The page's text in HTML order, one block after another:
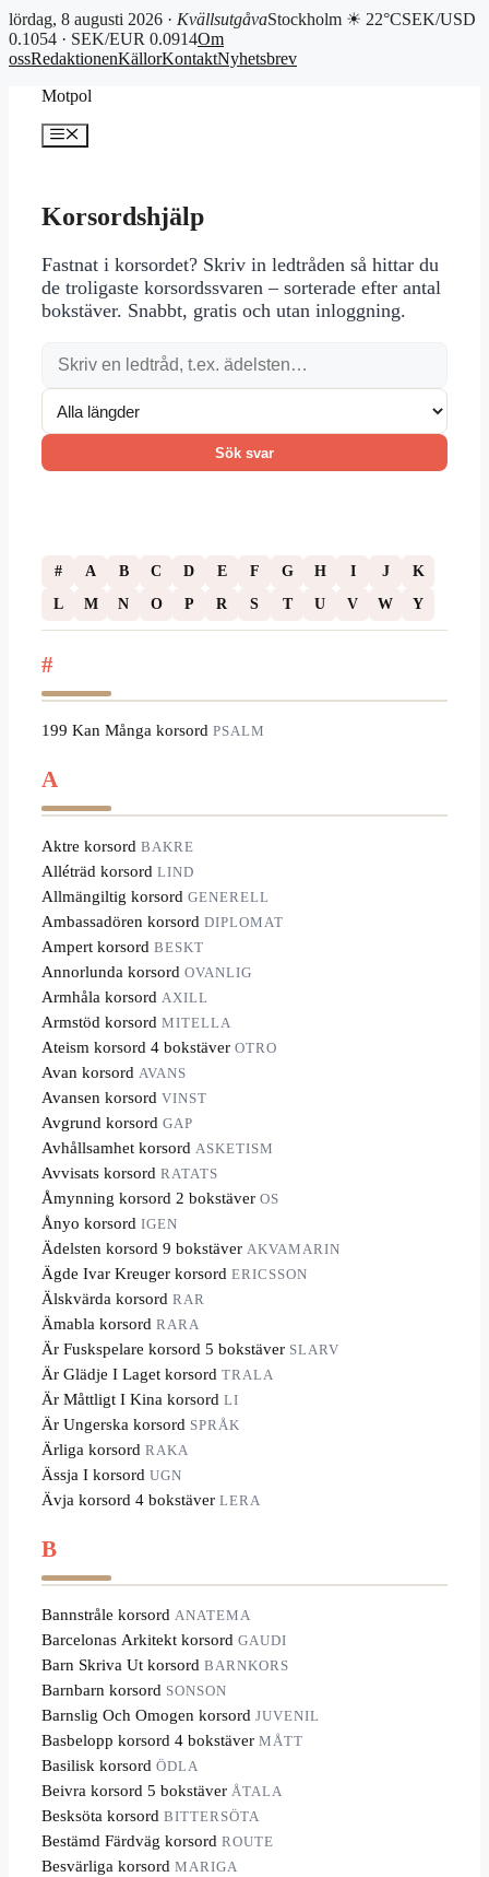
lördag, 8 augusti 2026 · KvällsutgåvaStockholm ☀ 22°CSEK/USD
0.1054 · SEK/EUR 0.0914Om
ossRedaktionenKällorKontaktNyhetsbrev
Motpol
Meny
Korsordshjälp
Fastnat i korsordet? Skriv in ledtråden så hittar du
de troligaste korsordssvaren – sorterade efter antal
bokstäver. Snabbt, gratis och utan inloggning.
Sök svar
# A B C D E F G H I J
K
L
M N O P R S T U V W Y
#
199 Kan Många korsord PSALM
A
Aktre korsord BAKRE
Alléträd korsord LIND
Allmängiltig korsord GENERELL
Ambassadören korsord DIPLOMAT
Ampert korsord BESKT
Annorlunda korsord OVANLIG
Armhåla korsord AXILL
Armstöd korsord MITELLA
Ateism korsord 4 bokstäver OTRO
Avan korsord AVANS
Avansen korsord VINST
Avgrund korsord GAP
Avhållsamhet korsord ASKETISM
Avvisats korsord RATATS
Åmynning korsord 2 bokstäver OS
Ånyo korsord IGEN
Ädelsten korsord 9 bokstäver AKVAMARIN
Ägde Ivar Kreuger korsord ERICSSON
Älskvärda korsord RAR
Ämabla korsord RARA
Är Fuskspelare korsord 5 bokstäver SLARV
Är Glädje I Laget korsord TRALA
Är Måttligt I Kina korsord LI
Är Ungerska korsord SPRÅK
Ärliga korsord RAKA
Ässja I korsord UGN
Ävja korsord 4 bokstäver LERA
B
Bannstråle korsord ANATEMA
Barcelonas Arkitekt korsord GAUDI
Barn Skriva Ut korsord BARNKORS
Barnbarn korsord SONSON
Barnslig Och Omogen korsord JUVENIL
Basbelopp korsord 4 bokstäver MÅTT
Basilisk korsord ÖDLA
Beivra korsord 5 bokstäver ÅTALA
Besksöta korsord BITTERSÖTA
Bestämd Färdväg korsord ROUTE
Besvärliga korsord MARIGA